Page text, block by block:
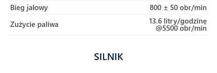
Bieg jałowy
800 ± 50 obr/min
Zużycie paliwa
13.6 litry/godzinę
@5500 obr/min
SILNIK